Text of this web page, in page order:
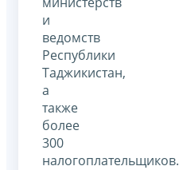
и
ведомств
Республики
Таджикистан,
а
также
более
300
налогоплательщиков.